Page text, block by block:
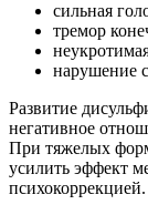
сильная
тремор
нарушение
Развитие
негативное
При тяжелых
усилить эффект
психокоррекцией.